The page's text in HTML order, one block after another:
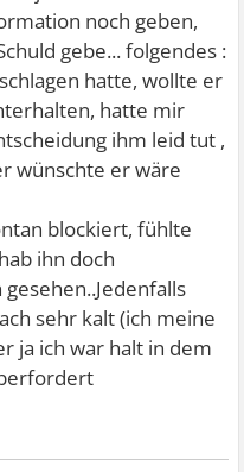
noch geben,
gebe... folgendes :
hatte, wollte er
hatte mir
ihm leid tut ,
wünschte er wäre
blockiert, fühlte
ihn doch
sehr kalt (ich meine
ja ich war halt in dem